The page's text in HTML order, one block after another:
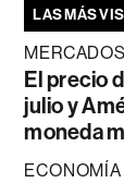
LAS MÁS
MERCADOS
El precio
julio y
moneda
ECONOMÍA